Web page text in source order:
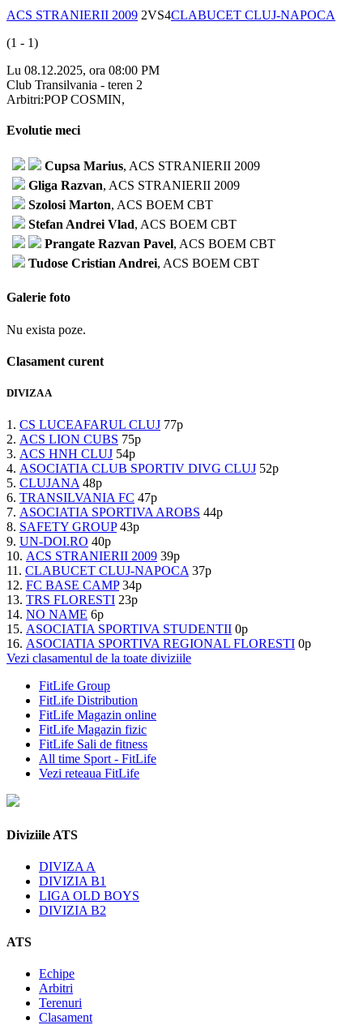
ACS STRANIERII 2009 2VS4CLABUCET CLUJ-NAPOCA
(1 - 1)
Lu 08.12.2025, ora 08:00 PM
Club Transilvania - teren 2
Arbitri:POP COSMIN,
Evolutie meci
Cupsa Marius, ACS STRANIERII 2009
Gliga Razvan, ACS STRANIERII 2009
Szolosi Marton, ACS BOEM CBT
Stefan Andrei Vlad, ACS BOEM CBT
Prangate Razvan Pavel, ACS BOEM CBT
Tudose Cristian Andrei, ACS BOEM CBT
Galerie foto
Nu exista poze.
Clasament curent
DIVIZA A
1. CS LUCEAFARUL CLUJ 77p
2. ACS LION CUBS 75p
3. ACS HNH CLUJ 54p
4. ASOCIATIA CLUB SPORTIV DIVG CLUJ 52p
5. CLUJANA 48p
6. TRANSILVANIA FC 47p
7. ASOCIATIA SPORTIVA AROBS 44p
8. SAFETY GROUP 43p
9. UN-DOI.RO 40p
10. ACS STRANIERII 2009 39p
11. CLABUCET CLUJ-NAPOCA 37p
12. FC BASE CAMP 34p
13. TRS FLORESTI 23p
14. NO NAME 6p
15. ASOCIATIA SPORTIVA STUDENTII 0p
16. ASOCIATIA SPORTIVA REGIONAL FLORESTI 0p
Vezi clasamentul de la toate diviziile
FitLife Group
FitLife Distribution
FitLife Magazin online
FitLife Magazin fizic
FitLife Sali de fitness
All time Sport - FitLife
Vezi reteaua FitLife
Diviziile ATS
DIVIZA A
DIVIZIA B1
LIGA OLD BOYS
DIVIZIA B2
ATS
Echipe
Arbitri
Terenuri
Clasament